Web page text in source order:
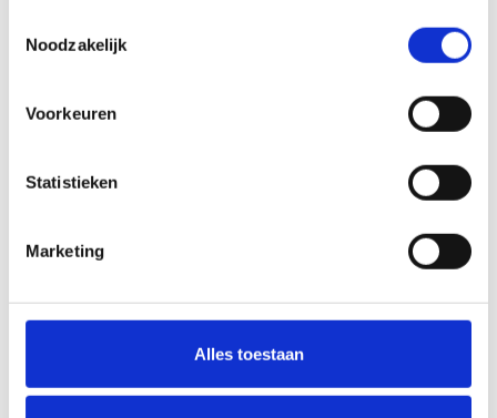
Noodzakelijk
Voorkeuren
Statistieken
Marketing
Alles toestaan
precieze
Aerobie Orbiter
is een boemerang van
hoge kwaliteit voor
Actie! Actie!